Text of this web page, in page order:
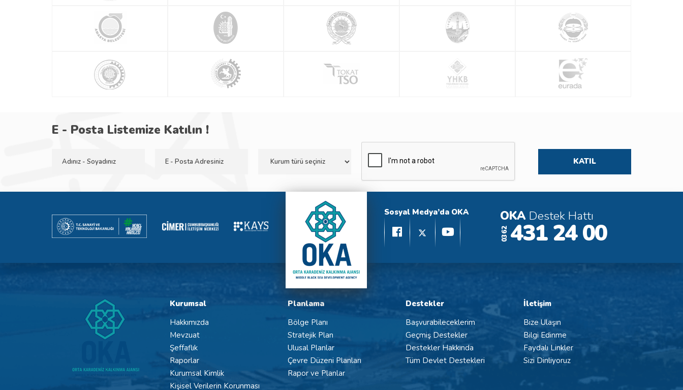
E - Posta Listemize Katılın !
Sosyal Medya’da OKA OKA Destek Hattı
0362 431 24 00
Kurumsal
Hakkımızda
Mevzuat
Şeffaflık
Raporlar
Kurumsal Kimlik
Kişisel Verilerin Korunması
Planlama
Bölge Planı
Stratejik Plan
Ulusal Planlar
Çevre Düzeni Planları
Rapor ve Planlar
Destekler
Başvurabileceklerim
Geçmiş Destekler
Destekler Hakkında
Tüm Devlet Destekleri
İletişim
Bize Ulaşın
Bilgi Edinme
Faydalı Linkler
Sizi Dinliyoruz